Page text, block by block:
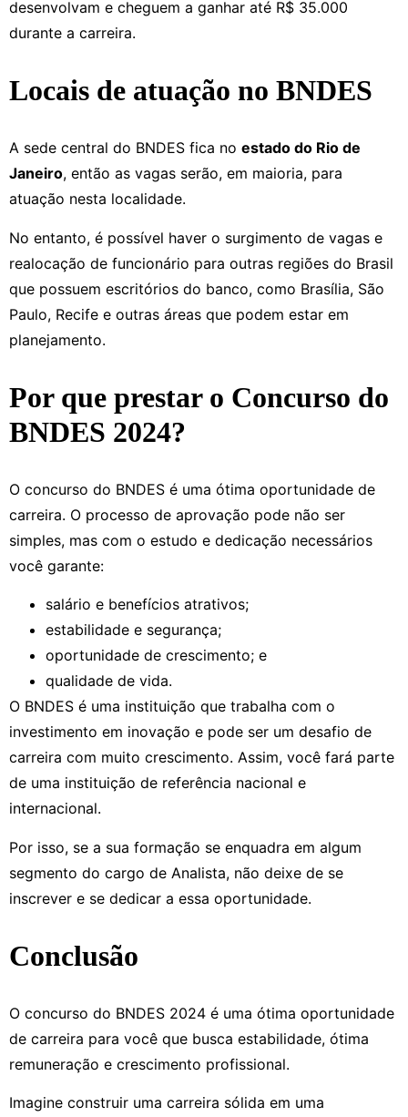
desenvolvam e cheguem a ganhar até R$ 35.000
durante a carreira.
Locais de atuação no BNDES
A sede central do BNDES fica no estado do Rio de
Janeiro, então as vagas serão, em maioria, para
atuação nesta localidade.
No entanto, é possível haver o surgimento de vagas e
realocação de funcionário para outras regiões do Brasil
que possuem escritórios do banco, como Brasília, São
Paulo, Recife e outras áreas que podem estar em
planejamento.
Por que prestar o Concurso do
BNDES 2024?
O concurso do BNDES é uma ótima oportunidade de
carreira. O processo de aprovação pode não ser
simples, mas com o estudo e dedicação necessários
você garante:
salário e benefícios atrativos;
estabilidade e segurança;
oportunidade de crescimento; e
qualidade de vida.
O BNDES é uma instituição que trabalha com o
investimento em inovação e pode ser um desafio de
carreira com muito crescimento. Assim, você fará parte
de uma instituição de referência nacional e
internacional.
Por isso, se a sua formação se enquadra em algum
segmento do cargo de Analista, não deixe de se
inscrever e se dedicar a essa oportunidade.
Conclusão
O concurso do BNDES 2024 é uma ótima oportunidade
de carreira para você que busca estabilidade, ótima
remuneração e crescimento profissional.
Imagine construir uma carreira sólida em uma